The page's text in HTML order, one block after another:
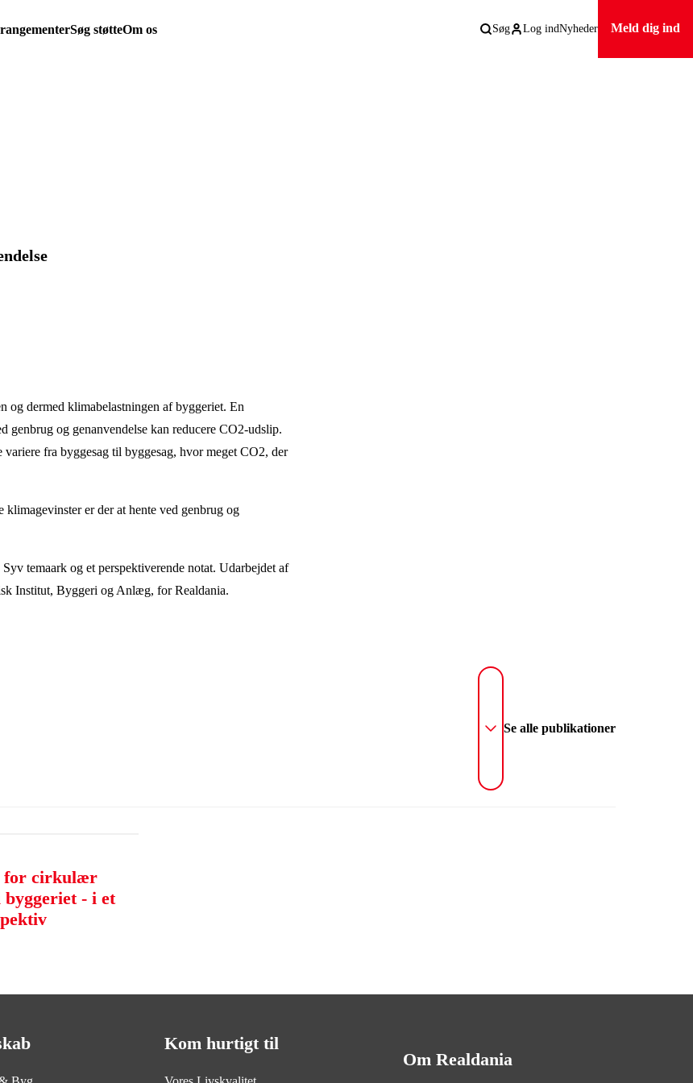
Søg støtteOm os Søg Log indNyheder Meld dig ind
og dermed klimabelastningen af byggeriet. En
og genanvendelse kan reducere CO2-udslip.
fra byggesag til byggesag, hvor meget CO2, der
klimagevinster er der at hente ved genbrug og
temaark og et perspektiverende notat. Udarbejdet af
Institut, Byggeri og Anlæg, for Realdania.
Se alle publikationer
for cirkulær
- i et
Kom hurtigt til
Om Realdania